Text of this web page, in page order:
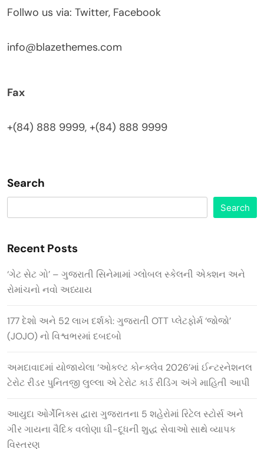
Follwo us via: Twitter, Facebook
info@blazethemes.com
Fax
+(84) 888 9999, +(84) 888 9999
Search
Search
Recent Posts
‘ગેટ સેટ ગો’ – ગુજરાતી સિનેમામાં ગ્લોબલ સ્કેલની એક્શન અને
રોમાંચનો નવો અધ્યાય
177 દેશો અને 52 લાખ દર્શકો: ગુજરાતી OTT પ્લેટફોર્મ ‘જોજો’
(JOJO) નો વિશ્વભરમાં દબદબો
અમદાવાદમાં યોજાયેલા ‘ઓકલ્ટ કોન્ક્લેવ 2026’માં ઈન્ટરનેશનલ
ટેરોટ રીડર પુનિતજી લુલ્લા એ ટેરોટ કાર્ડ રીડિંગ અંગે માહિતી આપી
આયુદા ઓર્ગેનિક્સ દ્વારા ગુજરાતના 5 શહેરોમાં રિટેલ સ્ટોર્સ અને
ગીર ગાયના વૈદિક વલોણા ઘી-દૂધની શુદ્ધ સેવાઓ સાથે વ્યાપક
વિસ્તરણ